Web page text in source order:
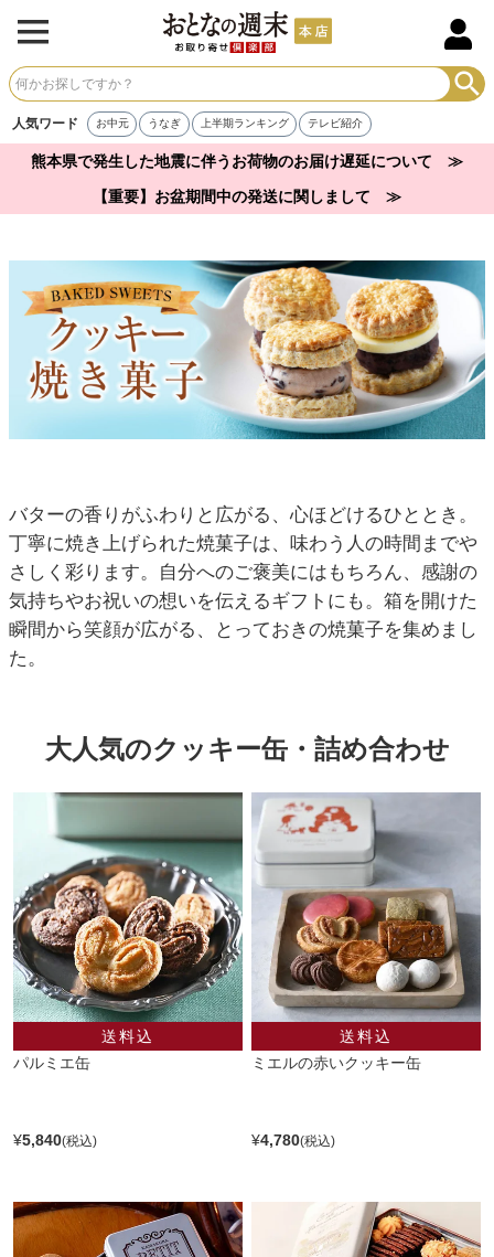
人気ワード お中元 うなぎ 上半期ランキング テレビ紹介
熊本県で発生した地震に伴うお荷物のお届け遅延について ≫
【重要】お盆期間中の発送に関しまして ≫
バターの香りがふわりと広がる、心ほどけるひととき。
丁寧に焼き上げられた焼菓子は、味わう人の時間までや
さしく彩ります。自分へのご褒美にはもちろん、感謝の
気持ちやお祝いの想いを伝えるギフトにも。箱を開けた
瞬間から笑顔が広がる、とっておきの焼菓子を集めまし
た。
大人気のクッキー缶・詰め合わせ
パルミエ缶
¥5,840
ミエルの赤いクッキー缶
¥4,780